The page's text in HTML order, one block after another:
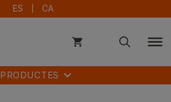
ES CA
PRODUCTES